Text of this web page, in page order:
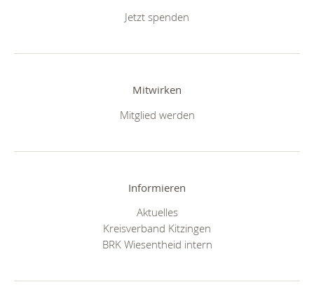
Jetzt spenden
Mitwirken
Mitglied werden
Informieren
Aktuelles
Kreisverband Kitzingen
BRK Wiesentheid intern